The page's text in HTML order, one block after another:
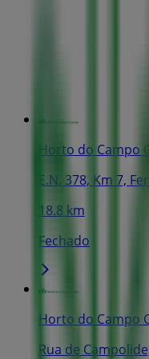
Horto do Campo
E.N. 378, Km 7,
18.8 km
Fechado
Horto do Campo
Rua de